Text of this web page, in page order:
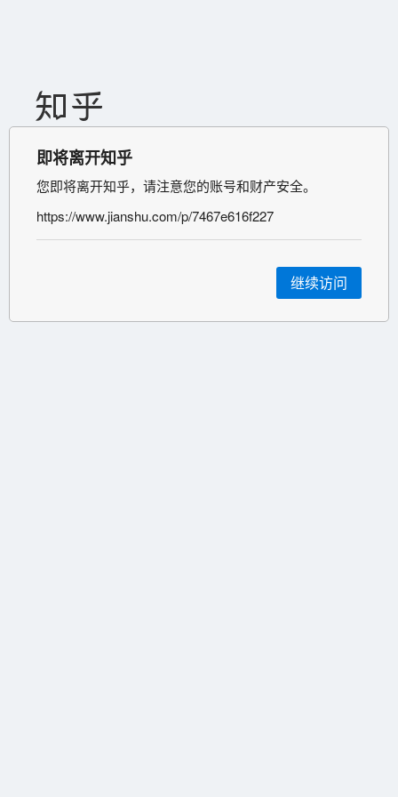
即将离开知乎
您即将离开知乎，请注意您的账号和财产安全。
https://www.jianshu.com/p/7467e616f227
继续访问